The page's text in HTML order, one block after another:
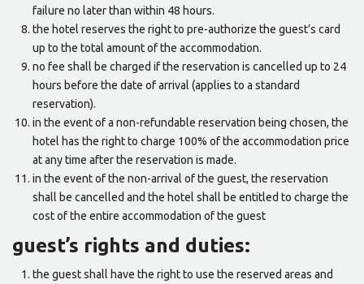
failure no later than within 48 hours.
the hotel reserves the right to pre-authorize the guest’s card
up to the total amount of the accommodation.
no fee shall be charged if the reservation is cancelled up to 24
hours before the date of arrival (applies to a standard
reservation).
in the event of a non-refundable reservation being chosen, the
hotel has the right to charge 100% of the accommodation price
at any time after the reservation is made.
in the event of the non-arrival of the guest, the reservation
shall be cancelled and the hotel shall be entitled to charge the
cost of the entire accommodation of the guest
guest’s rights and duties:
the guest shall have the right to use the reserved areas and